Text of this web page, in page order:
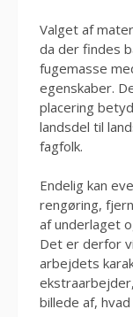
Valget af
da der findes
fugemasse
egenskaber.
placering
landsdel til
fagfolk.
Endelig kan
rengøring,
af underlaget
Det er derfor
arbejdets
billede af,